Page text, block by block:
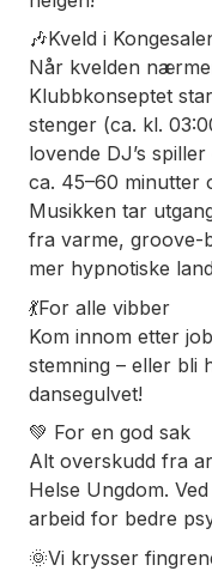
🎶Kveld i
Når kvelden
Klubbkonseptet
stenger (ca. kl.
lovende DJ’s
ca. 45–60 minutter
Musikken tar
fra varme, groove-
mer hypnotiske
💃For alle vibber
Kom innom etter
stemning – eller bli
dansegulvet!
💚 For en god sak
Alt overskudd fra
Helse Ungdom.
arbeid for bedre
🌞Vi krysser